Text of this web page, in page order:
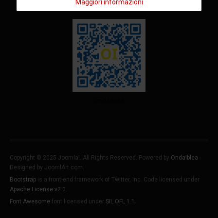
Copyright © 2025 Joomla!. All Rights Reserved. Powered by Ondaiblea -
Designed by JoomlArt.com.
Bootstrap is a front-end framework of Twitter, Inc. Code licensed under
Apache License v2.0.
Font Awesome font licensed under SIL OFL 1.1 .
Maggiori informazioni